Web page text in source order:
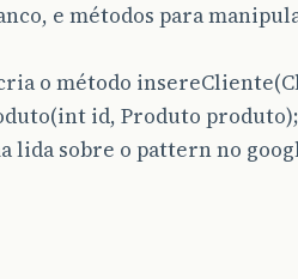
e métodos para
o método
id, Produto
lida sobre o pattern no